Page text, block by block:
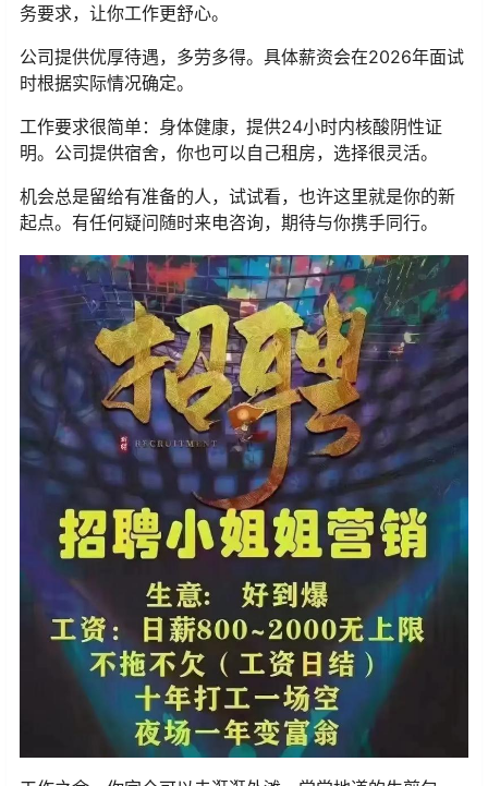
务要求，让你工作更舒心。
公司提供优厚待遇，多劳多得。具体薪资会在2026年面试
时根据实际情况确定。
工作要求很简单：身体健康，提供24小时内核酸阴性证
明。公司提供宿舍，你也可以自己租房，选择很灵活。
机会总是留给有准备的人，试试看，也许这里就是你的新
起点。有任何疑问随时来电咨询，期待与你携手同行。